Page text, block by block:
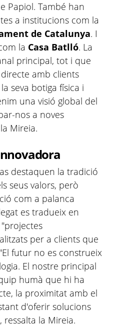
Papiol. També han
a institucions com la
de Catalunya. I
la Casa Batlló. La
principal, tot i que
amb clients
seva botiga física i
una visió global del
nos a noves
Mireia.
destaquen la tradició
seus valors, però
com a palanca
es tradueix en
per a clients que
futur no es construeix
El nostre principal
humà que hi ha
la proximitat amb el
d'oferir solucions
la Mireia.